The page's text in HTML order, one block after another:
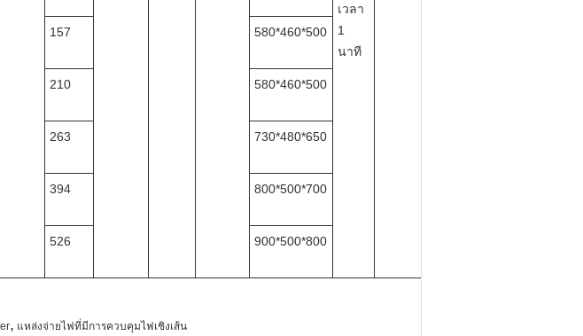
เวลา
1
นาที
157 580*460*500
210 580*460*500
263 730*480*650
394 800*500*700
526 900*500*800
, แหล่งจ่ายไฟที่มีการควบคุมไฟเชิงเส้น